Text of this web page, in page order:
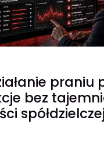
praniu
bez
spółdzielczej